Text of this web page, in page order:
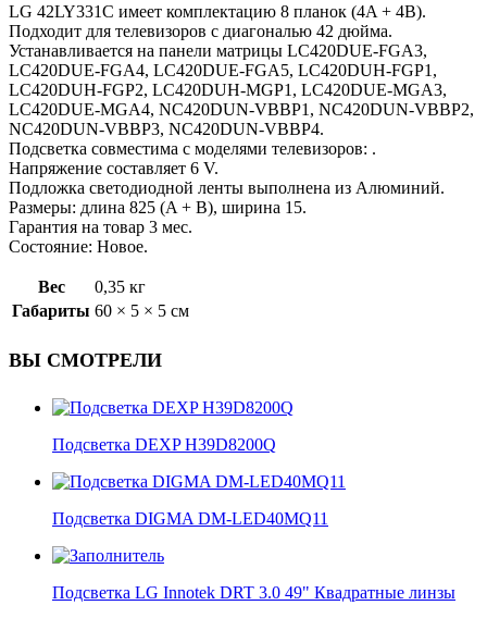
LG 42LY331C имеет комплектацию 8 планок (4A + 4B).
Подходит для телевизоров с диагональю 42 дюйма.
Устанавливается на панели матрицы LC420DUE-FGA3,
LC420DUE-FGA4, LC420DUE-FGA5, LC420DUH-FGP1,
LC420DUH-FGP2, LC420DUH-MGP1, LC420DUE-MGA3,
LC420DUE-MGA4, NC420DUN-VBBP1, NC420DUN-VBBP2,
NC420DUN-VBBP3, NC420DUN-VBBP4.
Подсветка совместима с моделями телевизоров: .
Напряжение составляет 6 V.
Подложка светодиодной ленты выполнена из Алюминий.
Размеры: длина 825 (A + B), ширина 15.
Гарантия на товар 3 мес.
Состояние: Новое.
Вес
0,35 кг
Габариты 60 × 5 × 5 см
ВЫ СМОТРЕЛИ
Подсветка DEXP H39D8200Q
Подсветка DIGMA DM-LED40MQ11
Подсветка LG Innotek DRT 3.0 49" Квадратные линзы